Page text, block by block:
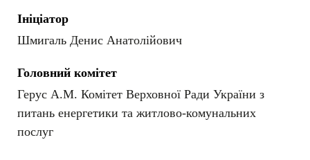
Ініціатор
Шмигаль Денис Анатолійович
Головний комітет
Герус А.М. Комітет Верховної Ради України з
питань енергетики та житлово-комунальних
послуг